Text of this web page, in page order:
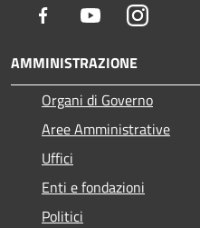
Facebook YoutubeInstagram
AMMINISTRAZIONE
Organi di Governo
Aree Amministrative
Uffici
Enti e fondazioni
Politici